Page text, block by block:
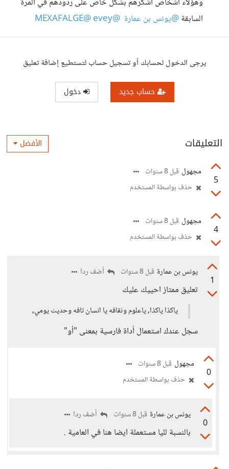
السابقة@يونس بن عمارة @evey
@MEXAFALGE
يرجى الدخول لحسابك أو تسجيل حساب لتستطيع إضافة تعليق
حساب جديد دخول
التعليقات الأفضل
5
مجهول قبل 8 سنوات
حذف بواسطة المستخدم
4
مجهول قبل 8 سنوات
حذف بواسطة المستخدم
1
يونس بن عمارة قبل 8 سنوات أضف ردا
تعليق ممتاز احييك عليك
ياكذا ياكذا, ياعلوم وثقافه يا انسان تافه وحديث يومي,
سجل عندك استعمال أداة فارسية بمعنى "أو"
0
مجهول قبل 8 سنوات
حذف بواسطة المستخدم
0
يونس بن عمارة قبل 8 سنوات أضف ردا
بالنسبة لليا مستعملة ايضا هنا في العامية .